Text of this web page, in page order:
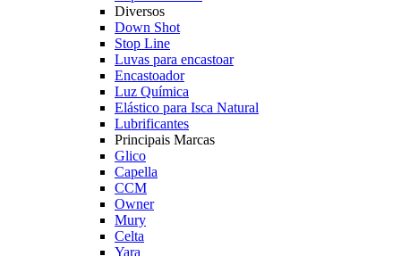
Diversos
Down Shot
Stop Line
Luvas para encastoar
Encastoador
Luz Química
Elástico para Isca Natural
Lubrificantes
Principais Marcas
Glico
Capella
CCM
Owner
Mury
Celta
Yara